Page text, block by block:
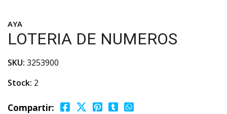
AYA
LOTERIA DE NUMEROS
SKU: 3253900
Stock: 2
Compartir: